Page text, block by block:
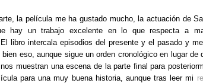
la película me ha gustado mucho, la actuación de
hay un trabajo excelente en lo que respecta a
libro intercala episodios del presente y el pasado y
bien eso, aunque sigue un orden cronológico en lugar
muestran una escena de la parte final para
para una muy buena historia, aunque tras leer mi